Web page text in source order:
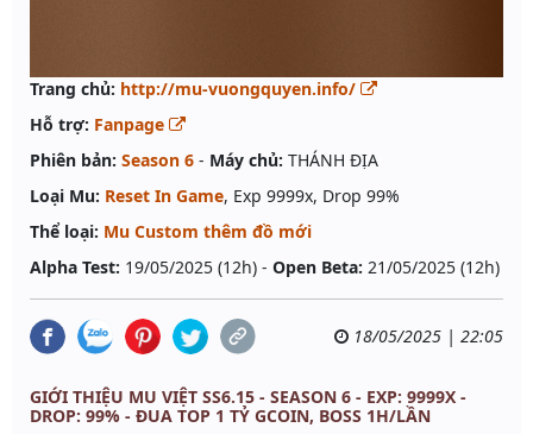
Trang chủ: http://mu-vuongquyen.info/
Hỗ trợ: Fanpage
Phiên bản: Season 6 - Máy chủ: THÁNH ĐỊA
Loại Mu: Reset In Game, Exp 9999x, Drop 99%
Thể loại: Mu Custom thêm đồ mới
Alpha Test: 19/05/2025 (12h) - Open Beta: 21/05/2025 (12h)
18/05/2025 | 22:05
GIỚI THIỆU MU VIỆT SS6.15 - SEASON 6 - EXP: 9999X -
DROP: 99% - ĐUA TOP 1 TỶ GCOIN, BOSS 1H/LẦN